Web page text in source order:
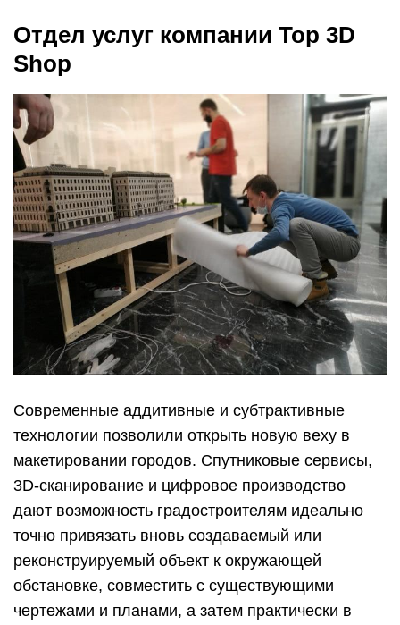
Отдел услуг компании Top 3D
Shop
Современные аддитивные и субтрактивные
технологии позволили открыть новую веху в
макетировании городов. Спутниковые сервисы,
3D-сканирование и цифровое производство
дают возможность градостроителям идеально
точно привязать вновь создаваемый или
реконструируемый объект к окружающей
обстановке, совместить с существующими
чертежами и планами, а затем практически в